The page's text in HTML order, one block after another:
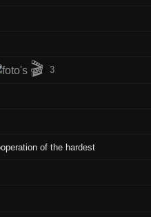
🎬 3
of the hardest